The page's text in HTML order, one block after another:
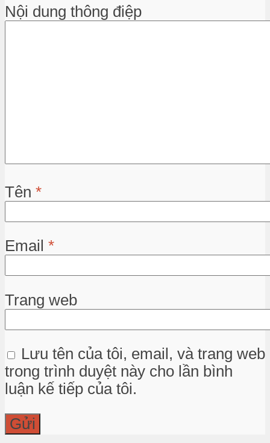
Nội dung thông điệp
Tên *
Email *
Trang web
Lưu tên của tôi, email, và trang web
trong trình duyệt này cho lần bình
luận kế tiếp của tôi.